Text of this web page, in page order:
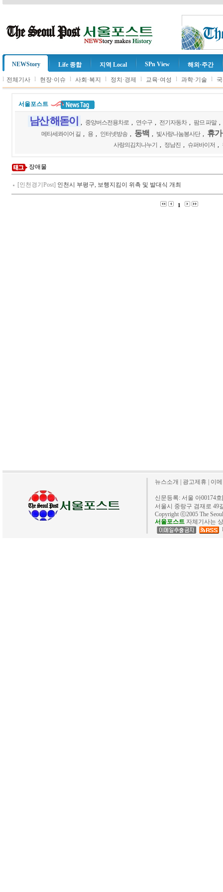
NEWStory Life 종합 지역 Local SPn View 해외·주간
l 전체기사 l 현장·이슈 l 사회·복지 l 정치·경제 l 교육·여성 l 과학·기술 l
서울포스트
남산 해돋이 중앙버스전용차로 연수구 전기자동차 팜므 파말
메타세콰이어 길
용 인터넷방송 동백 빛사랑나눔봉사단 휴
사랑의김치나누기 정남진 슈퍼바이저
장애물
[인천경기Post] 인천시 부평구, 보행지킴이 위촉 및 발대식 개최
1
뉴스소개 광고제휴 이
신문등록: 서울 아00174
서울시 중랑구 겸재로 49
Copyright ⓒ2005 The
서울포스트 자체기사는